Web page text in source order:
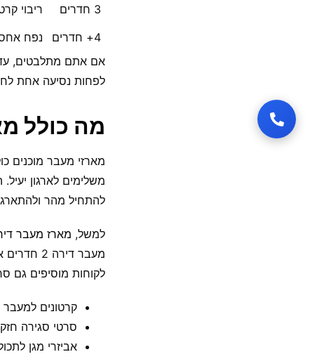
3 חדרים
ריבוי
4+ חדרים
נפח
אם אתם מתלבטים,
לפחות נסיעה אחת
מה כולל מארז
מארזי מעבר מוכנים
משלימים לארגון
להתחיל מהר ולהתארגן
למשל, מארז מעבר דירה 5
לקוחות מוסיפים גם סרט דבק אקרילי 110 מטר כדי
קרטונים למעבר
סרטי סגירה
אביזרי מגן